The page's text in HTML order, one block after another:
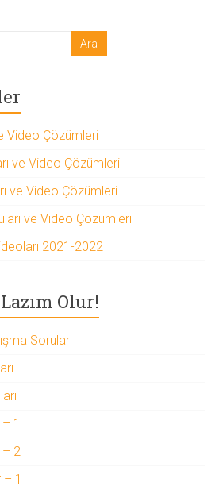
Video Çözümleri
ve Video Çözümleri
ve Video Çözümleri
ve Video Çözümleri
2021-2022
Olur!
Soruları
1
– 2
– 1